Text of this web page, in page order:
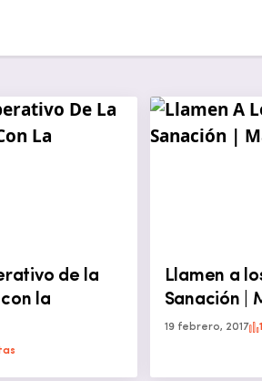
de la
la
Llamen a
Sanación |
19 febrero, 2017